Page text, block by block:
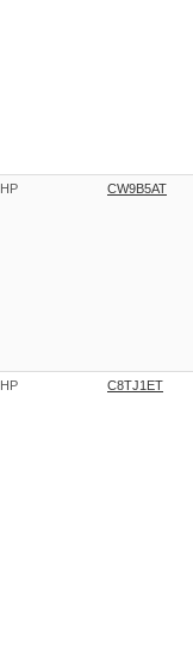
HP CW9B5AT
HP C8TJ1ET